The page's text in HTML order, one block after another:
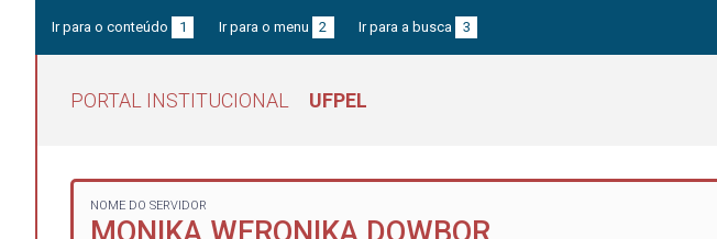
Ir para o conteúdo 1 Ir para o menu 2 Ir para a busca 3
PORTAL INSTITUCIONAL UFPEL
NOME DO SERVIDOR